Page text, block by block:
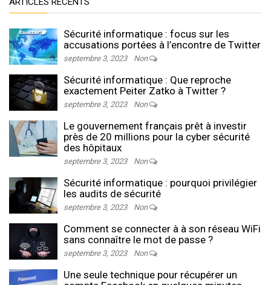
Sécurité informatique : focus sur les
accusations portées à l’encontre de Twitter
septembre 3, 2023 Non
Sécurité informatique : Que reproche
exactement Peiter Zatko à Twitter ?
septembre 3, 2023 Non
Le gouvernement français prêt à investir
près de 20 millions pour la cyber sécurité
des hôpitaux
septembre 3, 2023 Non
Sécurité informatique : pourquoi privilégier
les audits de sécurité
septembre 3, 2023 Non
Comment se connecter à à son réseau WiFi
sans connaître le mot de passe ?
septembre 3, 2023 Non
Une seule technique pour récupérer un